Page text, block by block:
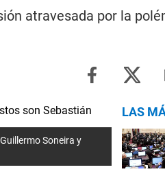
atravesada por la
Soneira y
LAS